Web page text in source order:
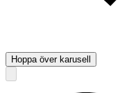
Hoppa över karusell